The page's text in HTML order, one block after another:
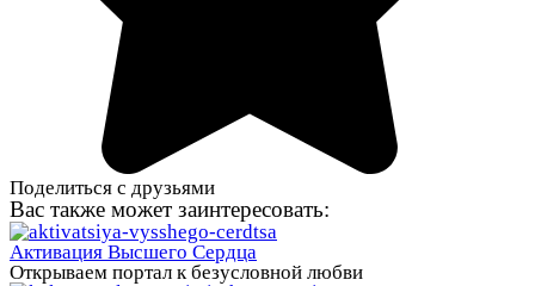
Поделиться с друзьями
Вас также может заинтересовать:
Активация Высшего Cердца
Открываем портал к безусловной любви